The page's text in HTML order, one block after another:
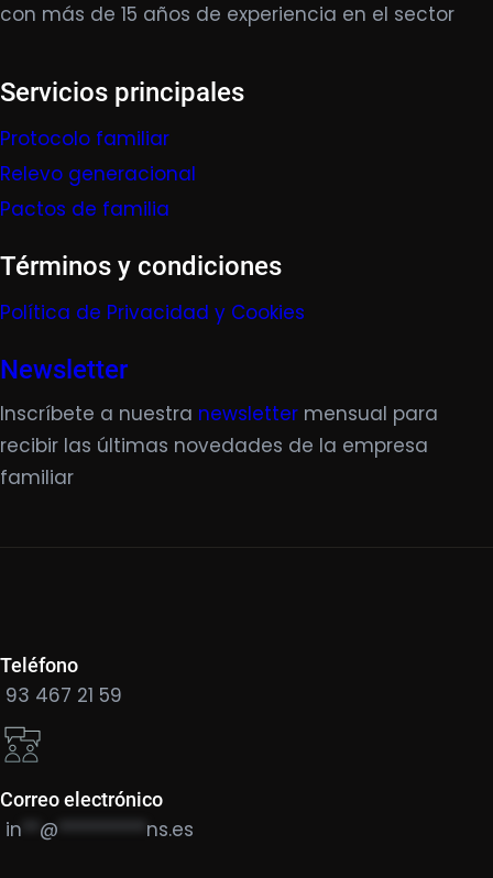
con más de 15 años de experiencia en el sector
Servicios principales
Protocolo familiar
Relevo generacional
Pactos de familia
Términos y condiciones
Política de Privacidad y Cookies
Newsletter
Inscríbete a nuestra newsletter mensual para
recibir las últimas novedades de la empresa
familiar
Teléfono
93 467 21 59
Correo electrónico
in @ ********** ns.es